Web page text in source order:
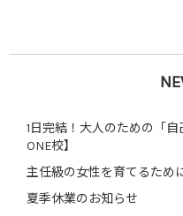
1日完結！大人のための「
ONE校】
主任級の女性を育てるため
夏季休業のお知らせ